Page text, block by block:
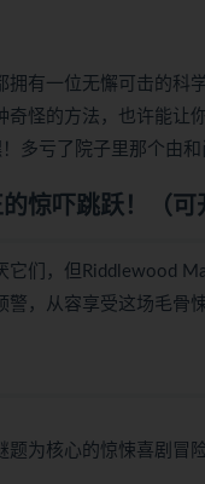
拥有一位无懈可击的
奇怪的方法，也许能让
多亏了院子里那个由
惊吓跳跃！（可
它们，但Riddlewood
，从容享受这场毛骨
题为核心的惊悚喜剧冒